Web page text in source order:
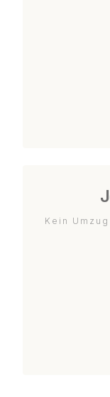
Kein